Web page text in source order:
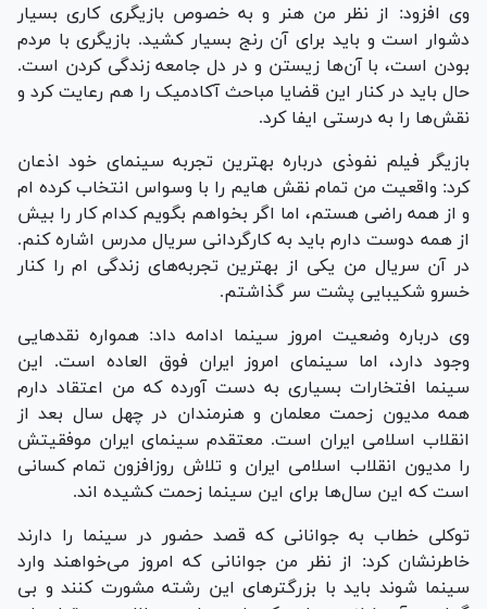
وی افزود: از نظر من هنر و به خصوص بازیگری کاری بسیار
دشوار است و باید برای آن رنج بسیار کشید. بازیگری با مردم
بودن است، با آن‌ها زیستن و در دل جامعه زندگی کردن است.
حال باید در کنار این قضایا مباحث آکادمیک را هم رعایت کرد و
نقش‌ها را به درستی ایفا کرد.
بازیگر فیلم نفوذی درباره بهترین تجربه سینمای خود اذعان
کرد: واقعیت من تمام نقش هایم را با وسواس انتخاب کرده ام
و از همه راضی هستم، اما اگر بخواهم بگویم کدام کار را بیش
از همه دوست دارم باید به کارگردانی سریال مدرس اشاره کنم.
در آن سریال من یکی از بهترین تجربه‌های زندگی ام را کنار
خسرو شکیبایی پشت سر گذاشتم.
وی درباره وضعیت امروز سینما ادامه داد: همواره نقد‌هایی
وجود دارد، اما سینمای امروز ایران فوق العاده است. این
سینما افتخارات بسیاری به دست آورده که من اعتقاد دارم
همه مدیون زحمت معلمان و هنرمندان در چهل سال بعد از
انقلاب اسلامی ایران است. معتقدم سینمای ایران موفقیتش
را مدیون انقلاب اسلامی ایران و تلاش روزافزون تمام کسانی
است که این سال‌ها برای این سینما زحمت کشیده اند.
توکلی خطاب به جوانانی که قصد حضور در سینما را دارند
خاطرنشان کرد: از نظر من جوانانی که امروز می‌خواهند وارد
سینما شوند باید با بزرگتر‌های این رشته مشورت کنند و بی